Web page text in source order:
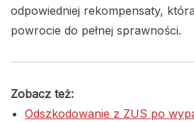
odpowiedniej rekompensaty,
powrocie do pełnej sprawności.
Zobacz też:
Odszkodowanie z ZUS po